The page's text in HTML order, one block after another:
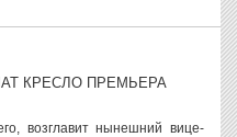
КРЕСЛО ПРЕМЬЕРА
возглавит нынешний вице-